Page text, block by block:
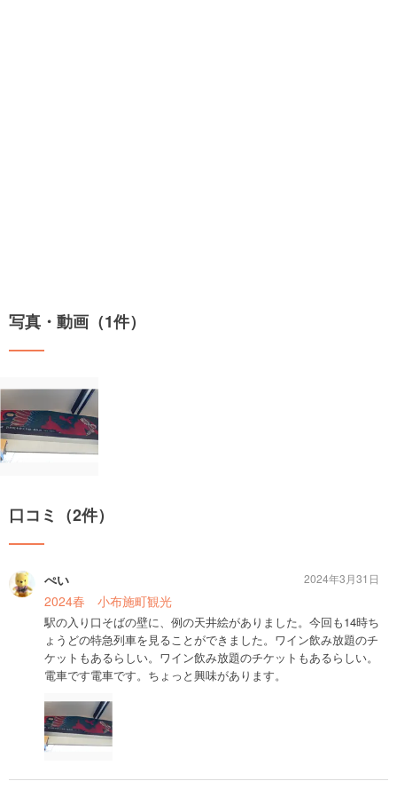
写真・動画（1件）
口コミ（2件）
ぺい
2024春 小布施町観光
駅の入り口そばの壁に、例の天井絵がありました。今回も14時ち
ょうどの特急列車を見ることができました。ワイン飲み放題のチ
ケットもあるらしい。ワイン飲み放題のチケットもあるらしい。
電車です電車です。ちょっと興味があります。
2024年3月31日